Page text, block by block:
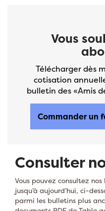
Vous
Télécharger dès
cotisation
bulletin des «Amis
Commander un
Consulter
Vous pouvez consultez
jusqu’à aujourd’hui, ci-
parmi les bulletins plus